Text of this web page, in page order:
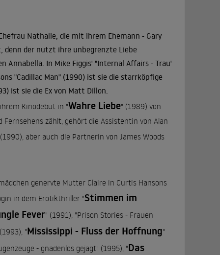
Nathalie, die mit ihrem Ehemann - Gary
denn der nutzt ihre unbegrenzte Liebe
Annabella. In Mike Figgis' "Internal Affairs - Trau'
"Cadillac Man" (1990) ist sie die starrköpfige
ist sie die Ex von Matt Dillon.
Kinodebüt in "Wahre Liebe" (1989) von
zählt, gehört die Assistentin von Alan
aber auch die Partnerin von James Woods
genervte Mutter Claire in Curtis Hansons
in dem Erotikthriller "Stimmen im
Fever" (1991), "Prison Stories - Frauen
"Mississippi - Fluss der Hoffnung"
- gnadenlos gejagt" (1995), "Das